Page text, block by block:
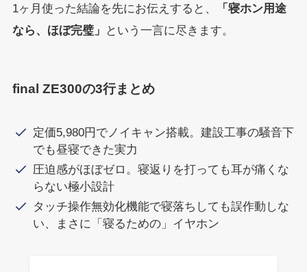
1ヶ月使った結論を先にお伝えすると、
「寝ホン用途
なら、ほぼ完璧」
という一言に尽きます。
final ZE300の3行まとめ
定価5,980円でノイキャン搭載。建設工事の騒音下
でも昼寝できた実力
圧迫感がほぼゼロ。寝返りを打っても耳が痛くな
らない極小設計
タッチ操作無効化機能で寝落ちしても誤作動しな
い、まさに「寝るための」イヤホン